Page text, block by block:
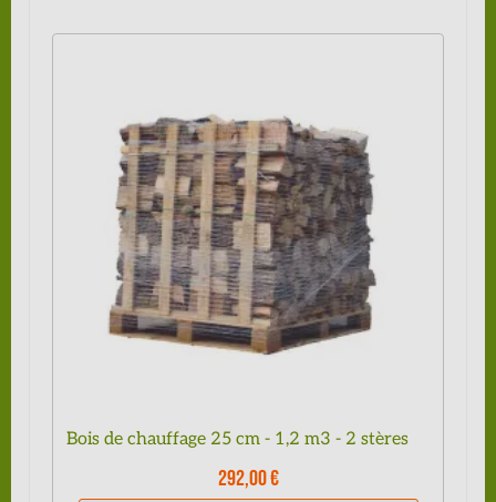
Bois de chauffage 25 cm - 1,2 m3 - 2 stères
292,00 €